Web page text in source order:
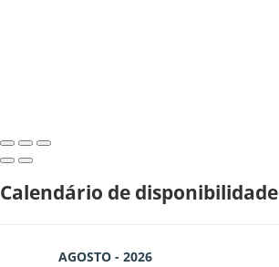
Calendário de disponibilidade
AGOSTO - 2026